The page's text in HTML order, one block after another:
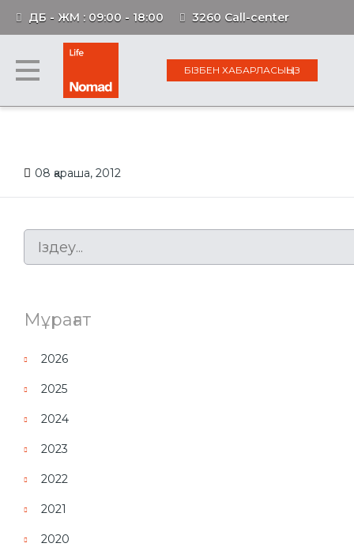
ДБ - ЖМ : 09:00 - 18:00 3260 Call-center
БІЗБЕН ХАБАРЛАСЫҢЫЗ
08 қараша, 2012
Мұрағат
2026
2025
2024
2023
2022
2021
2020